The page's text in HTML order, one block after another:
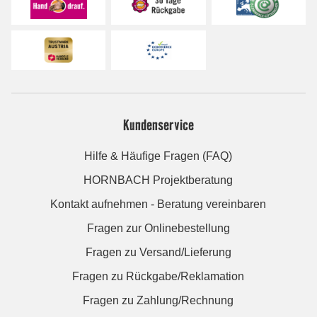
Kundenservice
Hilfe & Häufige Fragen (FAQ)
HORNBACH Projektberatung
Kontakt aufnehmen - Beratung vereinbaren
Fragen zur Onlinebestellung
Fragen zu Versand/Lieferung
Fragen zu Rückgabe/Reklamation
Fragen zu Zahlung/Rechnung